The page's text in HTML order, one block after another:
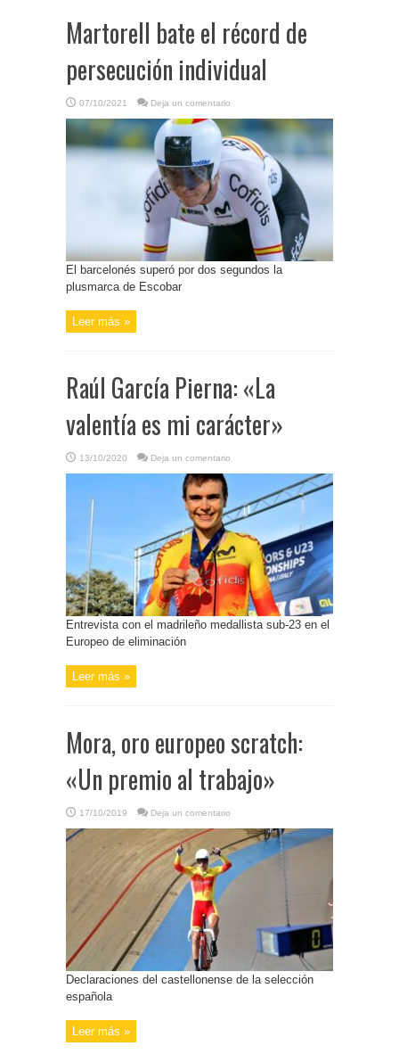
Martorell bate el récord de
persecución individual
07/10/2021 Deja un comentario
El barcelonés superó por dos segundos la
plusmarca de Escobar
Leer más »
Raúl García Pierna: «La
valentía es mi carácter»
13/10/2020 Deja un comentario
Entrevista con el madrileño medallista sub-23 en el
Europeo de eliminación
Leer más »
Mora, oro europeo scratch:
«Un premio al trabajo»
17/10/2019 Deja un comentario
Declaraciones del castellonense de la selección
española
Leer más »